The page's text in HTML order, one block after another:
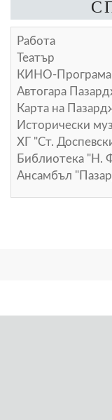
Работа
Театър
КИНО-Програма
Автогара
Карта на
Исторически
ХГ "Ст.
Библиотека "Н.
Ансамбъл